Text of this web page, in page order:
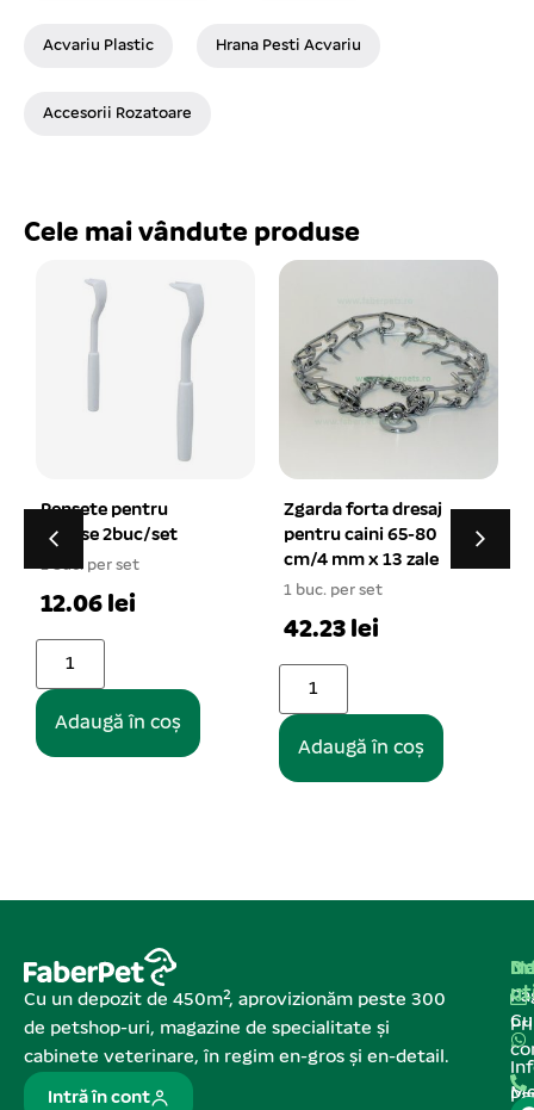
Acvariu Plastic Hrana Pesti Acvariu
Accesorii Rozatoare
Cele mai vândute produse
Zgarda forta dresaj
pentru caini 65-80
cm/4 mm x 13 zale
1 buc. per set
Adaugă în coș
Tesala cu dinti densi
maner cauciuc +
pieptan 12 cm
1 buc. per set
17.47 lei
Adaugă în coș
Cu un depozit de 450m², aprovizionăm peste 300
de petshop-uri, magazine de specialitate și
cabinete veterinare, în regim en-gros și en-detail.
Intră în cont